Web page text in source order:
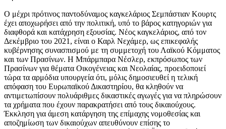
Ο μέχρι πρότινος παντοδύναμος καγκελάριος Σεμπάστιαν Κουρτς
έχει αποχωρήσει από την πολιτική, υπό το βάρος κατηγοριών για
διαφθορά και κατάχρηση εξουσίας. Νέος καγκελάριος, από τον
Δεκέμβριο του 2021, είναι ο Καρλ Νεχάμερ, ως επικεφαλής
κυβέρνησης συνασπισμού με τη συμμετοχή του Λαϊκού Κόμματος
και των Πρασίνων. Η Μπάρμπαρα Νέσλερ, εκπρόσωπος των
Πρασίνων για θέματα Οικογένειας και Νεολαίας, προειδοποιεί
τώρα τα αρμόδια υπουργεία ότι, μόλις δημοσιευθεί η τελική
απόφαση του Ευρωπαϊκού Δικαστηρίου, θα κληθούν να
αντιμετωπίσουν πολυάριθμες δικαστικές αγωγές για να πληρώσουν
τα χρήματα που έχουν παρακρατήσει από τους δικαιούχους.
Έκκληση για άμεση κατάργηση της επίμαχης νομοθεσίας και
αποζημίωση των δικαιούχων απευθύνουν επίσης το